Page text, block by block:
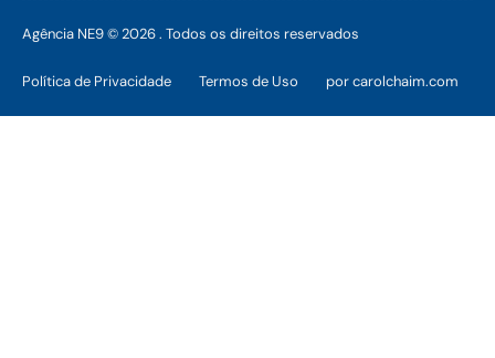
Agência NE9 © 2026 . Todos os direitos reservados
Política de Privacidade Termos de Uso por carolchaim.com